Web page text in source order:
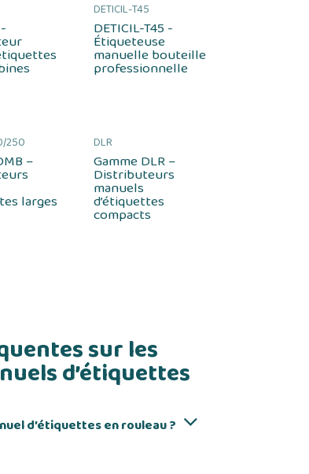
DETICIL-T45
DETICIL-T45 -
Étiqueteuse
manuelle bouteille
professionnelle
250
–
larges
DLR
Gamme DLR –
Distributeurs
manuels
d’étiquettes
compacts
sur les
d’étiquettes
d’étiquettes en rouleau ?